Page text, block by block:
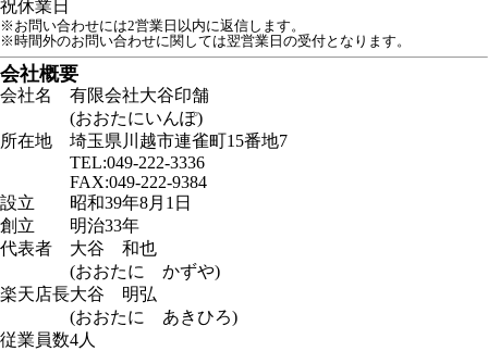
祝休業日
※お問い合わせには2営業日以内に返信します。
※時間外のお問い合わせに関しては翌営業日の受付となります。
会社概要
会社名
有限会社大谷印舗
(おおたにいんぽ)
所在地
埼玉県川越市連雀町15番地7
TEL:049-222-3336
FAX:049-222-9384
設立
昭和39年8月1日
創立
明治33年
代表者
大谷 和也
(おおたに かずや)
楽天店長大谷 明弘
(おおたに あきひろ)
従業員数4人